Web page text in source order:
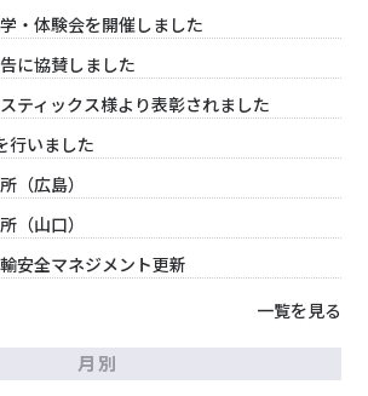
・体験会を開催しました
に協賛しました
ティックス様より表彰されました
行いました
（広島）
（山口）
安全マネジメント更新
一覧を見る
月別